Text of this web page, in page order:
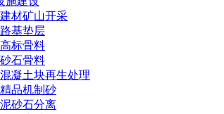
建材矿山开采
路基垫层
高标骨料
砂石骨料
混凝土块再生处理
精品机制砂
泥砂石分离